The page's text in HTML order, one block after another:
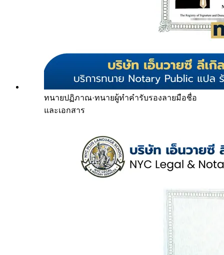
ทนายปฏิภาณ·ทนายผู้ทำคำรับรองลายมือชื่อ
และเอกสาร